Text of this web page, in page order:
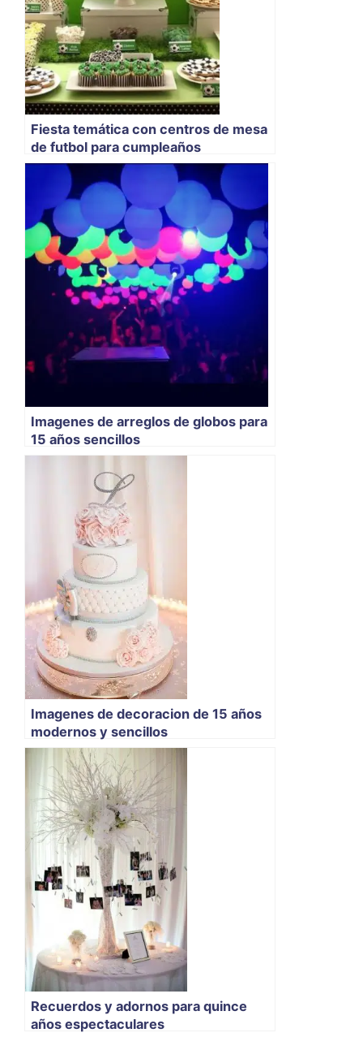
Fiesta temática con centros de mesa
de futbol para cumpleaños
Imagenes de arreglos de globos para
15 años sencillos
Imagenes de decoracion de 15 años
modernos y sencillos
Recuerdos y adornos para quince
años espectaculares